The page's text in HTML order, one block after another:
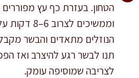
הטחון. בעזרת כף עץ
וממשיכים
הנוזלים מתאדים והבשר
תנו לבשר רגע להיצרב ואז
לצריבה שמוסיפה עומק.